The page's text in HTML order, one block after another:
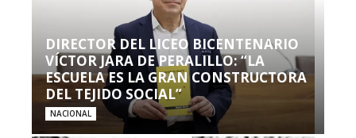
DIRECTOR DEL LICEO BICENTENARIO
VÍCTOR JARA DE PERALILLO: “LA
ESCUELA ES LA GRAN CONSTRUCTORA
DEL TEJIDO SOCIAL”
NACIONAL